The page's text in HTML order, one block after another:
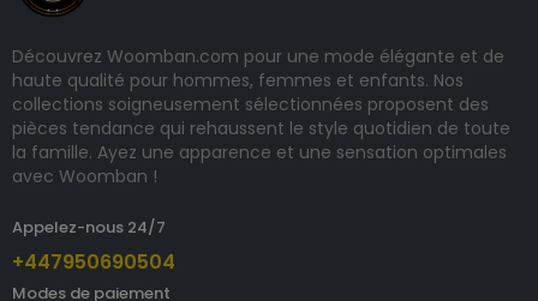
Découvrez Woomban.com pour une mode élégante et de
haute qualité pour hommes, femmes et enfants. Nos
collections soigneusement sélectionnées proposent des
pièces tendance qui rehaussent le style quotidien de toute
la famille. Ayez une apparence et une sensation optimales
avec Woomban !
Appelez-nous 24/7
+447950690504
Modes de paiement